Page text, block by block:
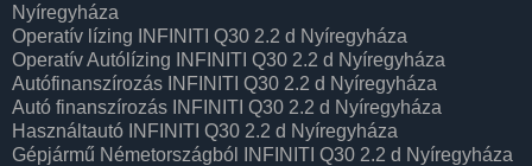
Nyíregyháza
Operatív lízing INFINITI Q30 2.2 d Nyíregyháza
Operatív Autólízing INFINITI Q30 2.2 d Nyíregyháza
Autófinanszírozás INFINITI Q30 2.2 d Nyíregyháza
Autó finanszírozás INFINITI Q30 2.2 d Nyíregyháza
Használtautó INFINITI Q30 2.2 d Nyíregyháza
Gépjármű Németországból INFINITI Q30 2.2 d Nyíregyháza